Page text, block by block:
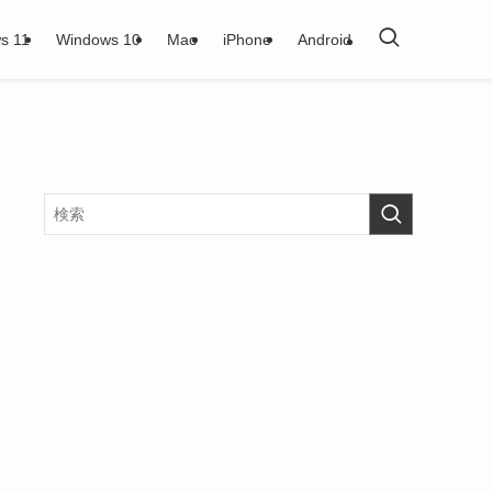
11 Windows 10 Mac iPhone Android